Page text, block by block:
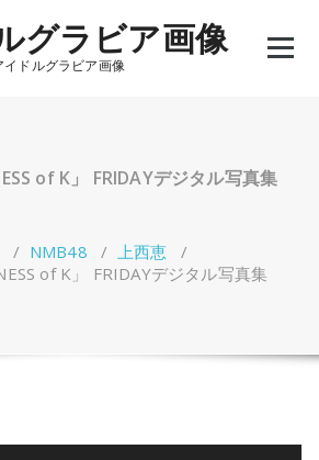
グラビア画像
イドルグラビア画像
of K」 FRIDAYデジタル写真集
/ NMB48 /上西恵 /
of K」 FRIDAYデジタル写真集